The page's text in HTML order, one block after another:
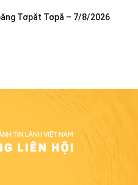
Tơpăt Tơpă – 7/8/2026